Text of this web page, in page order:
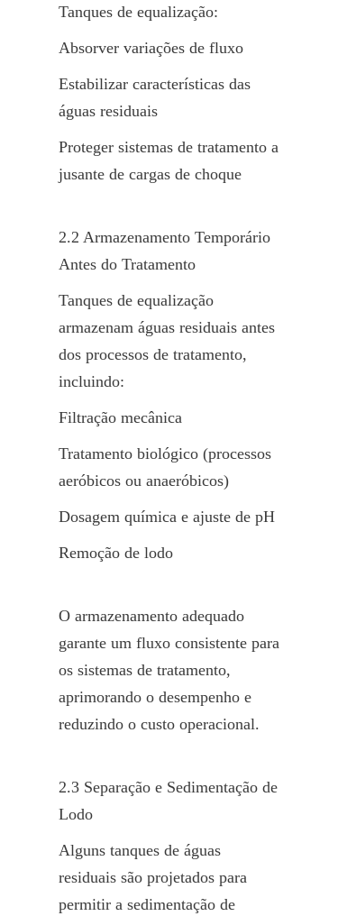
Tanques de equalização:
Absorver variações de fluxo
Estabilizar características das
águas residuais
Proteger sistemas de tratamento a
jusante de cargas de choque
2.2 Armazenamento Temporário
Antes do Tratamento
Tanques de equalização
armazenam águas residuais antes
dos processos de tratamento,
incluindo:
Filtração mecânica
Tratamento biológico (processos
aeróbicos ou anaeróbicos)
Dosagem química e ajuste de pH
Remoção de lodo
O armazenamento adequado
garante um fluxo consistente para
os sistemas de tratamento,
aprimorando o desempenho e
reduzindo o custo operacional.
2.3 Separação e Sedimentação de
Lodo
Alguns tanques de águas
residuais são projetados para
permitir a sedimentação de